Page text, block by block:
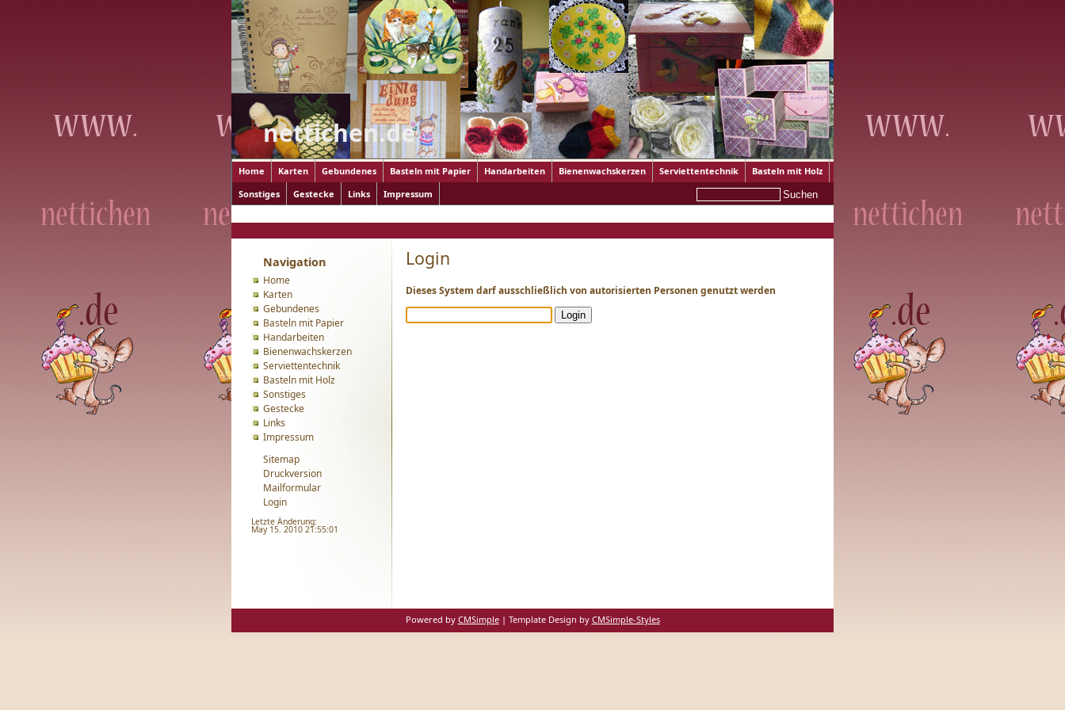
nettichen.de
Home Karten Gebundenes Basteln mit Papier Handarbeiten Bienenwachskerzen Serviettentechnik
Basteln mit Holz
Sonstiges
Gestecke Links Impressum
Navigation
Home
Karten
Gebundenes
Basteln mit Papier
Handarbeiten
Bienenwachskerzen
Serviettentechnik
Basteln mit Holz
Sonstiges
Gestecke
Links
Impressum
Sitemap
Druckversion
Mailformular
Login
Letzte Änderung:
May 15. 2010 21:55:01
Login
Dieses System darf ausschließlich von autorisierten Personen genutzt werden
Powered by CMSimple| Template Design by CMSimple-Styles